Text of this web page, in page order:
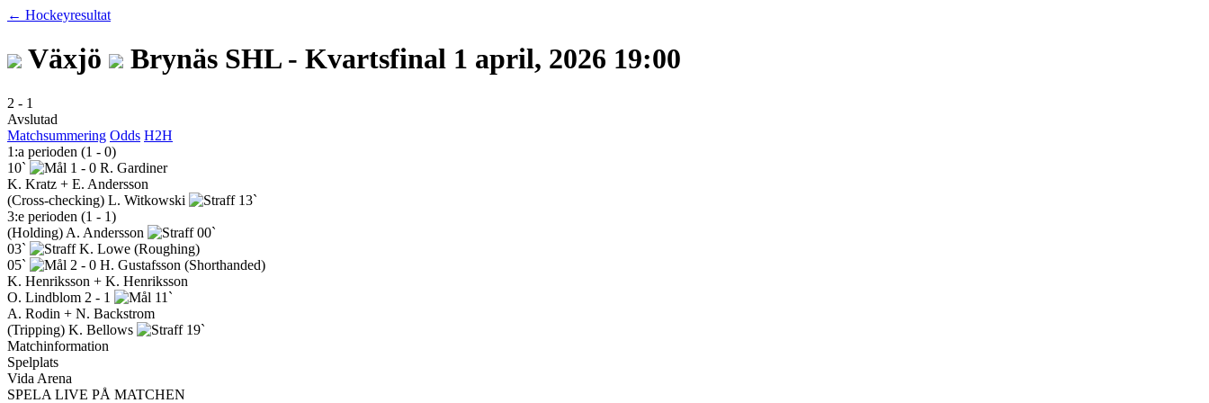
← Hockeyresultat
Växjö Brynäs SHL - Kvartsfinal 1 april, 2026 19:00
2 - 1
Avslutad
Matchsummering Odds H2H
1:a perioden (1 - 0)
10`
1 - 0 R. Gardiner
K. Kratz + E. Andersson
(Cross-checking) L. Witkowski
13`
3:e perioden (1 - 1)
(Holding) A. Andersson
00`
03`
K. Lowe (Roughing)
05`
2 - 0 H. Gustafsson (Shorthanded)
K. Henriksson + K. Henriksson
O. Lindblom 2 - 1
11`
A. Rodin + N. Backstrom
(Tripping) K. Bellows
19`
Matchinformation
Spelplats
Vida Arena
SPELA LIVE PÅ MATCHEN